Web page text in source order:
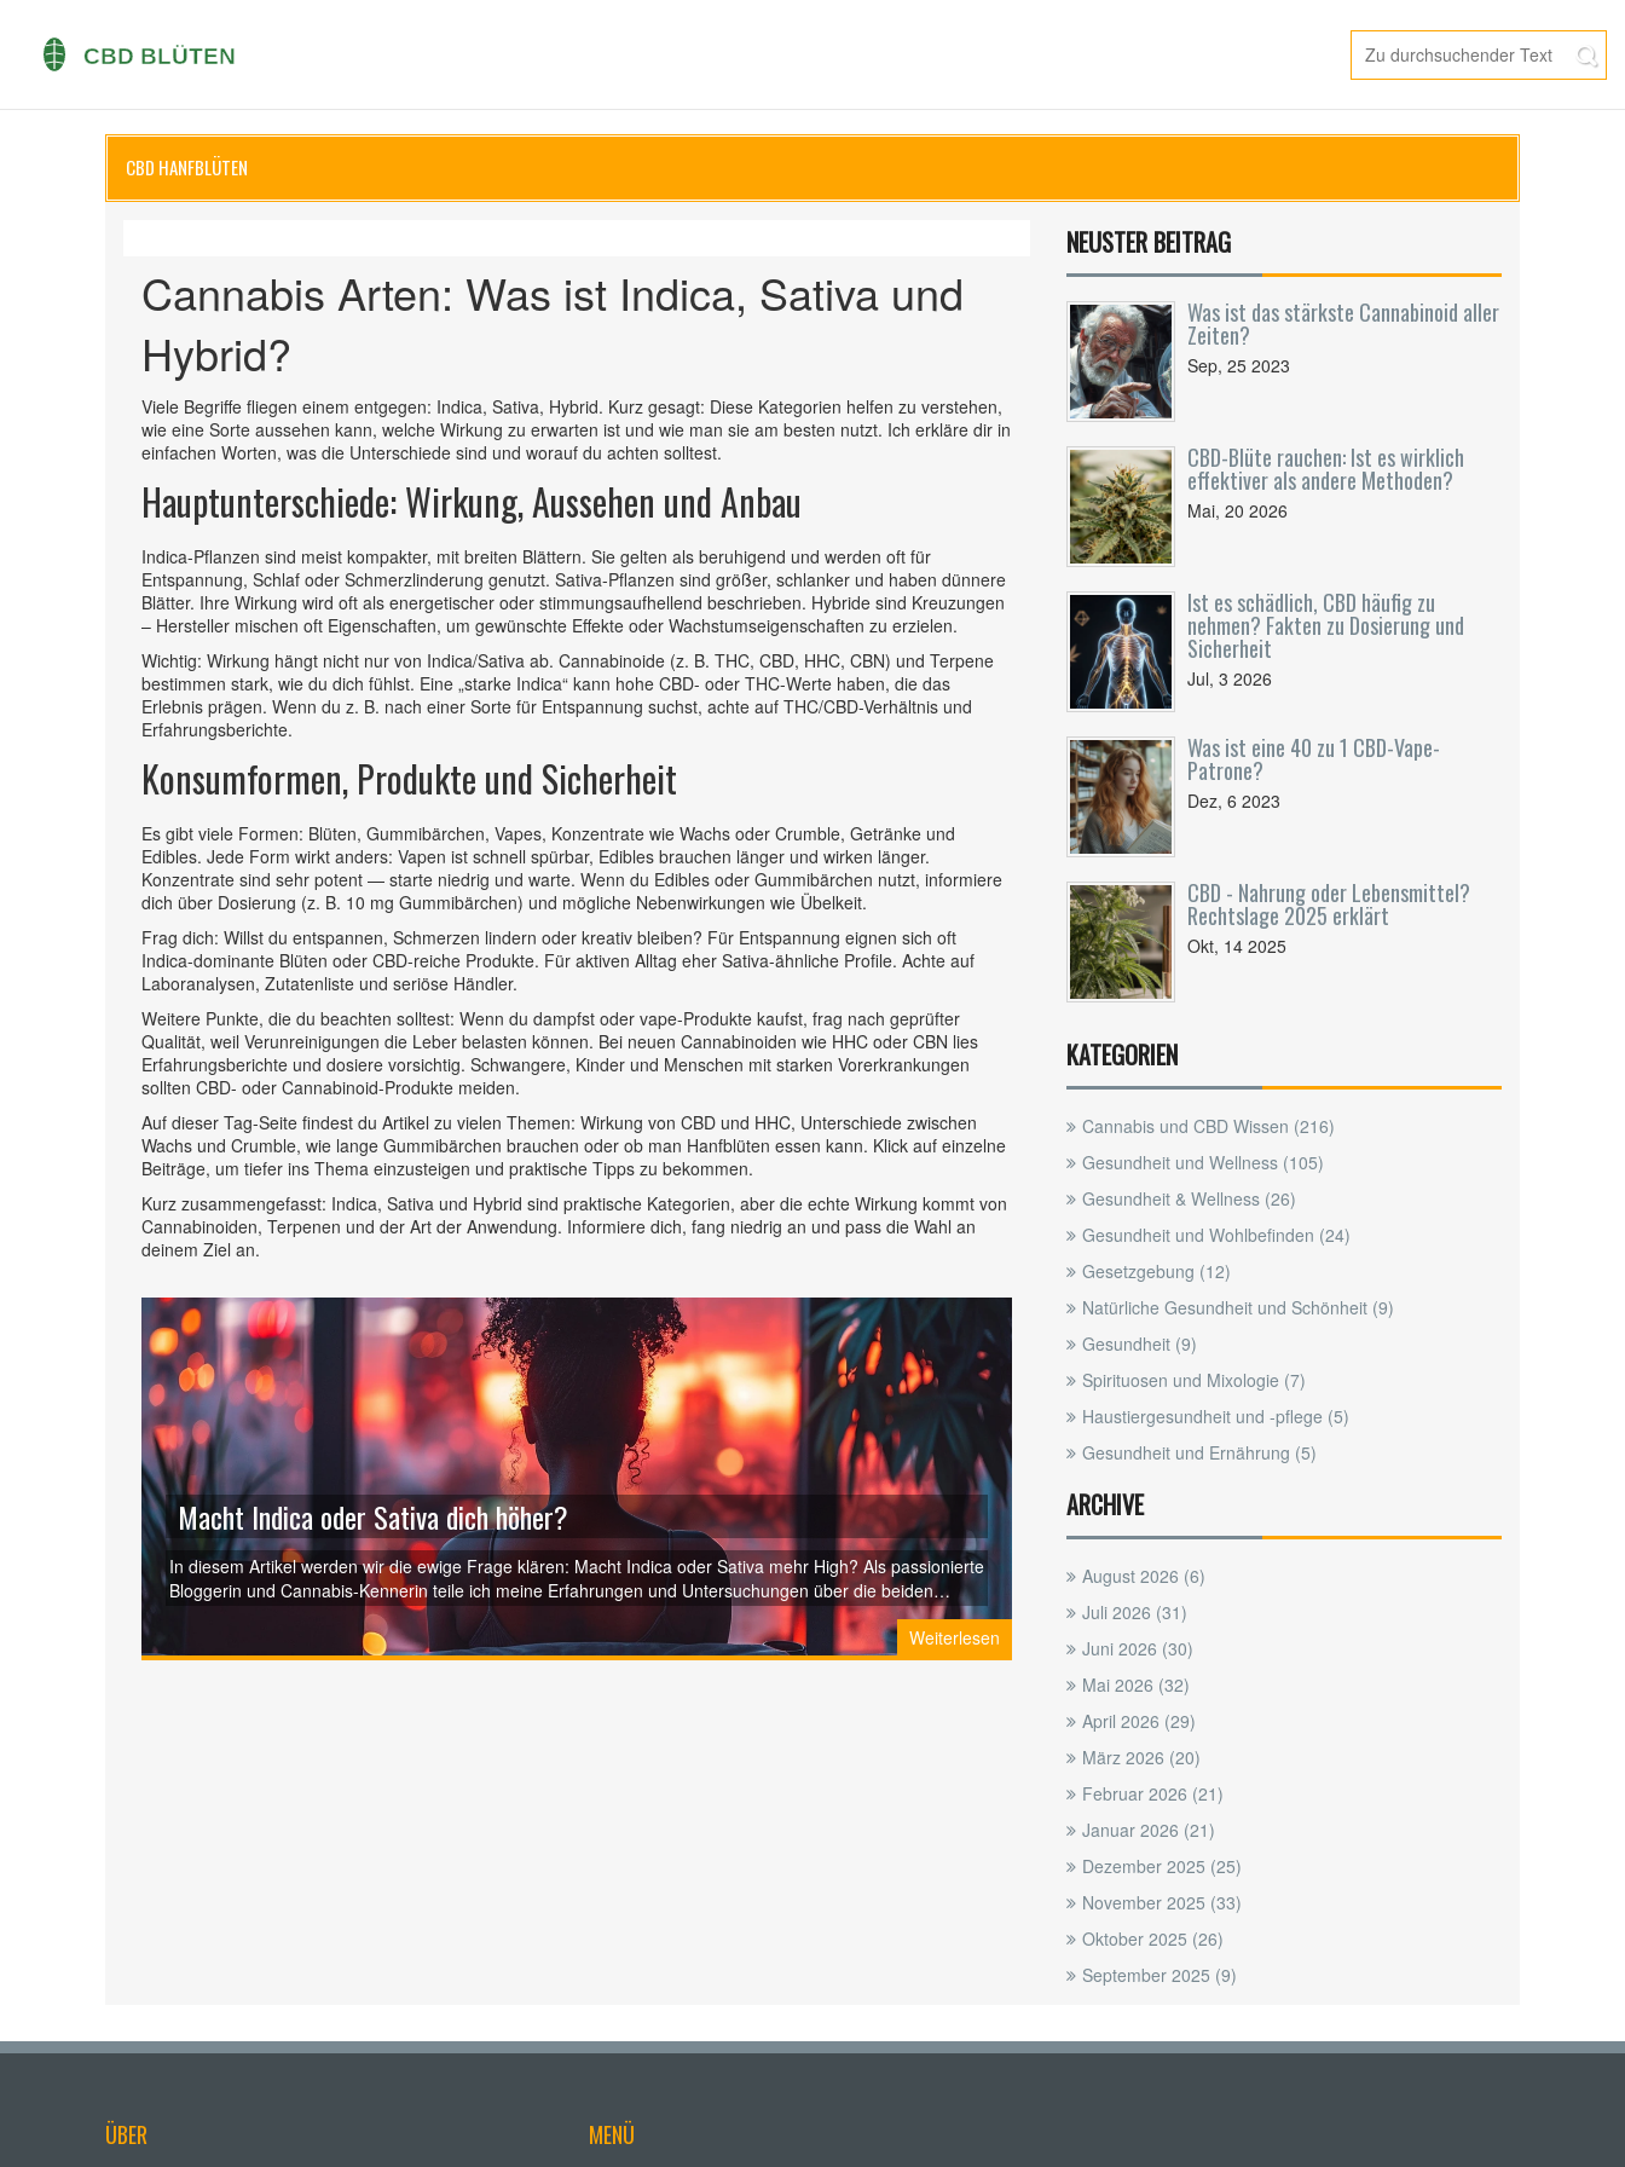
CBD HANFBLÜTEN
Cannabis Arten: Was ist Indica, Sativa und
Hybrid?
Viele Begriffe fliegen einem entgegen: Indica, Sativa, Hybrid. Kurz gesagt: Diese Kategorien helfen zu verstehen,
wie eine Sorte aussehen kann, welche Wirkung zu erwarten ist und wie man sie am besten nutzt. Ich erkläre dir in
einfachen Worten, was die Unterschiede sind und worauf du achten solltest.
Hauptunterschiede: Wirkung, Aussehen und Anbau
Indica-Pflanzen sind meist kompakter, mit breiten Blättern. Sie gelten als beruhigend und werden oft für
Entspannung, Schlaf oder Schmerzlinderung genutzt. Sativa-Pflanzen sind größer, schlanker und haben dünnere
Blätter. Ihre Wirkung wird oft als energetischer oder stimmungsaufhellend beschrieben. Hybride sind Kreuzungen
– Hersteller mischen oft Eigenschaften, um gewünschte Effekte oder Wachstumseigenschaften zu erzielen.
Wichtig: Wirkung hängt nicht nur von Indica/Sativa ab. Cannabinoide (z. B. THC, CBD, HHC, CBN) und Terpene
bestimmen stark, wie du dich fühlst. Eine „starke Indica“ kann hohe CBD- oder THC-Werte haben, die das
Erlebnis prägen. Wenn du z. B. nach einer Sorte für Entspannung suchst, achte auf THC/CBD-Verhältnis und
Erfahrungsberichte.
Konsumformen, Produkte und Sicherheit
Es gibt viele Formen: Blüten, Gummibärchen, Vapes, Konzentrate wie Wachs oder Crumble, Getränke und
Edibles. Jede Form wirkt anders: Vapen ist schnell spürbar, Edibles brauchen länger und wirken länger.
Konzentrate sind sehr potent — starte niedrig und warte. Wenn du Edibles oder Gummibärchen nutzt, informiere
dich über Dosierung (z. B. 10 mg Gummibärchen) und mögliche Nebenwirkungen wie Übelkeit.
Frag dich: Willst du entspannen, Schmerzen lindern oder kreativ bleiben? Für Entspannung eignen sich oft
Indica-dominante Blüten oder CBD-reiche Produkte. Für aktiven Alltag eher Sativa-ähnliche Profile. Achte auf
Laboranalysen, Zutatenliste und seriöse Händler.
Weitere Punkte, die du beachten solltest: Wenn du dampfst oder vape-Produkte kaufst, frag nach geprüfter
Qualität, weil Verunreinigungen die Leber belasten können. Bei neuen Cannabinoiden wie HHC oder CBN lies
Erfahrungsberichte und dosiere vorsichtig. Schwangere, Kinder und Menschen mit starken Vorerkrankungen
sollten CBD- oder Cannabinoid-Produkte meiden.
Auf dieser Tag-Seite findest du Artikel zu vielen Themen: Wirkung von CBD und HHC, Unterschiede zwischen
Wachs und Crumble, wie lange Gummibärchen brauchen oder ob man Hanfblüten essen kann. Klick auf einzelne
Beiträge, um tiefer ins Thema einzusteigen und praktische Tipps zu bekommen.
Kurz zusammengefasst: Indica, Sativa und Hybrid sind praktische Kategorien, aber die echte Wirkung kommt von
Cannabinoiden, Terpenen und der Art der Anwendung. Informiere dich, fang niedrig an und pass die Wahl an
deinem Ziel an.
Macht Indica oder Sativa dich höher?
In diesem Artikel werden wir die ewige Frage klären: Macht Indica oder Sativa mehr High? Als passionierte
Bloggerin und Cannabis-Kennerin teile ich meine Erfahrungen und Untersuchungen über die beiden
Hauptstränge von Cannabis. Erfahren Sie mehr über die Auswirkungen von Indica und Sativa und was sie
so einzigartig macht. Lassen Sie uns gemeinsam in die faszinierende Welt des Cannabis eintauchen.Weiterlesen
NEUSTER BEITRAG
Was ist das stärkste Cannabinoid aller
Zeiten?
Sep, 25 2023
CBD-Blüte rauchen: Ist es wirklich
effektiver als andere Methoden?
Mai, 20 2026
Ist es schädlich, CBD häufig zu
nehmen? Fakten zu Dosierung und
Sicherheit
Jul, 3 2026
Was ist eine 40 zu 1 CBD-Vape-
Patrone?
Dez, 6 2023
CBD - Nahrung oder Lebensmittel?
Rechtslage 2025 erklärt
Okt, 14 2025
KATEGORIEN
Cannabis und CBD Wissen (216)
Gesundheit und Wellness (105)
Gesundheit & Wellness (26)
Gesundheit und Wohlbefinden (24)
Gesetzgebung (12)
Natürliche Gesundheit und Schönheit (9)
Gesundheit (9)
Spirituosen und Mixologie (7)
Haustiergesundheit und -pflege (5)
Gesundheit und Ernährung (5)
ARCHIVE
August 2026 (6)
Juli 2026 (31)
Juni 2026 (30)
Mai 2026 (32)
April 2026 (29)
März 2026 (20)
Februar 2026 (21)
Januar 2026 (21)
Dezember 2025 (25)
November 2025 (33)
Oktober 2025 (26)
September 2025 (9)
ÜBER MENÜ